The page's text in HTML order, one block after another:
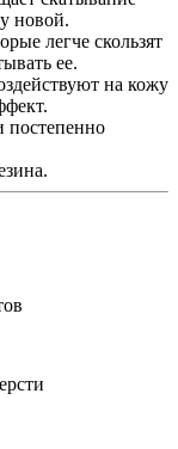
новой.
легче скользят
ее.
на кожу
постепенно